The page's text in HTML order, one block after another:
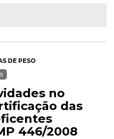
DE PESO
no
das
446/2008